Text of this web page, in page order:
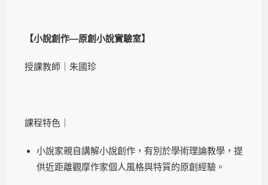
【小說創作—原創小說實驗室】
授課教師｜朱國珍
課程特色｜
小說家親自講解小說創作，有別於學術理論教學，提
供近距離觀摩作家個人風格與特質的原創經驗。